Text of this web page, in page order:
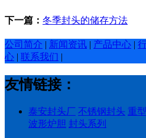
下一篇： 冬季封头的储存方法
公司简介 | 新闻资讯 | 产品中心 |
心 | 联系我们 |
友情链接：
泰安封头厂 不锈钢封头 重
波形炉胆 封头系列